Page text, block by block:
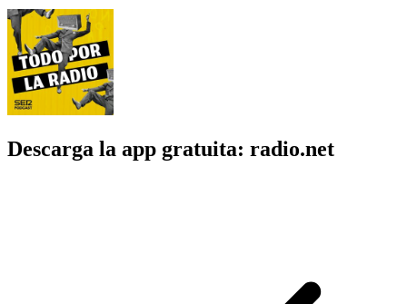
Descarga la app gratuita: radio.net